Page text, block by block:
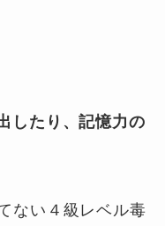
したり、記憶力の
ない４級レベル毒